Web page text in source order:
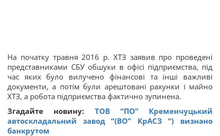
На початку травня 2016 р. ХТЗ заявив про проведені
представниками СБУ обшуки в офісі підприємства, під
час яких було вилучено фінансові та інші важливі
документи, а потім були арештовані рахунки і майно
ХТЗ, а робота підприємства фактично зупинена.
Згадайте новину: ТОВ “ПО” Кременчуцький
автоскладальний завод “(ВО” КрАСЗ “) визнано
банкрутом